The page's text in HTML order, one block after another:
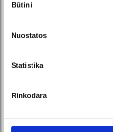
pasirinkimas
Būtini
Nuostatos
Statistika
Rinkodara